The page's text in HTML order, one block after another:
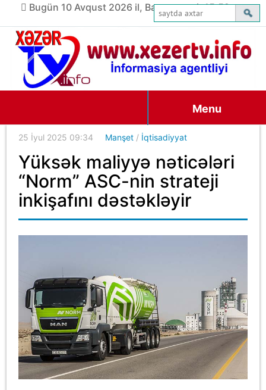
Bugün 10 Avqust 2026 il, Bazar ertəsi, 15:52
Menu
25 İyul 2025 09:34 Manşet / İqtisadiyyat
Yüksək maliyyə nəticələri
“Norm” ASC-nin strateji
inkişafını dəstəkləyir